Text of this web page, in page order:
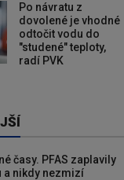
Po návratu z
dovolené je vhodné
odtočit vodu do
"studené" teploty,
radí PVK
časy. PFAS zaplavily
a nikdy nezmizí